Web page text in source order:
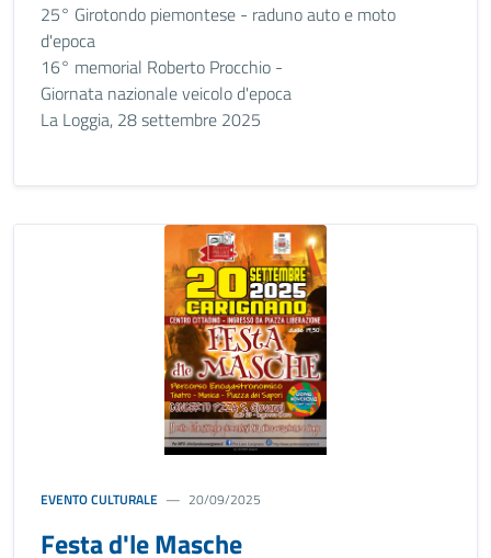
25° Girotondo piemontese - raduno auto e moto
d'epoca
16° memorial Roberto Procchio -
Giornata nazionale veicolo d'epoca
La Loggia, 28 settembre 2025
EVENTO CULTURALE 20/09/2025
Festa d'le Masche